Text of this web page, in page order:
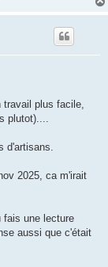
plus facile,
plutot)....
d'artisans.
2025, ca m'irait
fais une lecture
aussi que c'était